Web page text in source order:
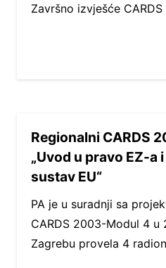
Završno izvješće
Regionalni CARDS
„Uvod u pravo EZ-a
sustav EU“
PA je u suradnji sa
CARDS 2003-Modul 4 u
Zagrebu provela 4